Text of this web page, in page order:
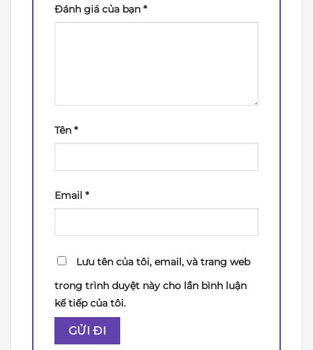
Đánh giá của bạn *
Tên *
Email *
Lưu tên của tôi, email, và trang web
trong trình duyệt này cho lần bình luận
kế tiếp của tôi.